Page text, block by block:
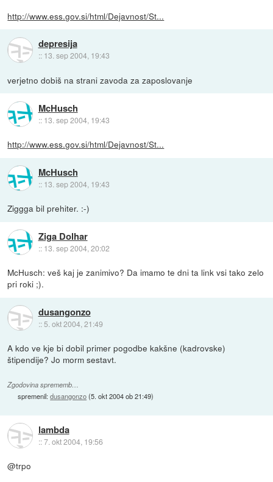
http://www.ess.gov.si/html/Dejavnost/St...
depresija
:: 13. sep 2004, 19:43
verjetno dobiš na strani zavoda za zaposlovanje
McHusch
:: 13. sep 2004, 19:43
http://www.ess.gov.si/html/Dejavnost/St...
McHusch
:: 13. sep 2004, 19:43
Ziggga bil prehiter. :-)
Ziga Dolhar
:: 13. sep 2004, 20:02
McHusch: veš kaj je zanimivo? Da imamo te dni ta link vsi tako zelo
pri roki ;).
dusangonzo
:: 5. okt 2004, 21:49
A kdo ve kje bi dobil primer pogodbe kakšne (kadrovske)
štipendije? Jo morm sestavt.
Zgodovina sprememb…
spremenil:dusangonzo(5. okt 2004 ob 21:49)
lambda
::7. okt 2004, 19:56
@trpo